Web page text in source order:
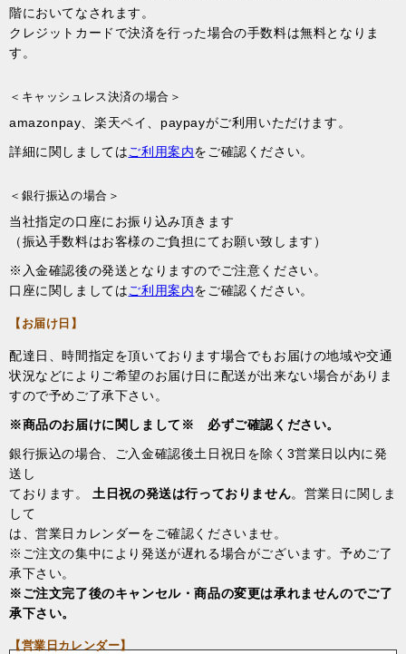
階においてなされます。
クレジットカードで決済を行った場合の手数料は無料となりま
す。
＜キャッシュレス決済の場合＞
amazonpay、楽天ペイ、paypayがご利用いただけます。
詳細に関しましてはご利用案内をご確認ください。
＜銀行振込の場合＞
当社指定の口座にお振り込み頂きます
（振込手数料はお客様のご負担にてお願い致します）
※入金確認後の発送となりますのでご注意ください。
口座に関しましてはご利用案内をご確認ください。
【お届け日】
配達日、時間指定を頂いております場合でもお届けの地域や交通
状況などによりご希望のお届け日に配送が出来ない場合がありま
すので予めご了承下さい。
※商品のお届けに関しまして※ 必ずご確認ください。
銀行振込の場合、ご入金確認後土日祝日を除く3営業日以内に発
送し
ております。 土日祝の発送は行っておりません。営業日に関しま
して
は、営業日カレンダーをご確認くださいませ。
※ご注文の集中により発送が遅れる場合がございます。予めご了
承下さい。
※ご注文完了後のキャンセル・商品の変更は承れませんのでご了
承下さい。
【営業日カレンダー】